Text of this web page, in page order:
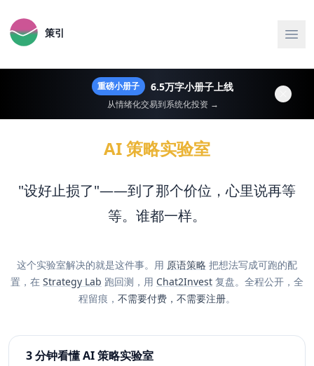
策引
重磅小册子 6.5万字小册子上线
从情绪化交易到系统化投资 →
AI 策略实验室
"设好止损了"——到了那个价位，心里说再等
等。谁都一样。
这个实验室解决的就是这件事。用 原语策略 把想法写成可跑的配
置，在 Strategy Lab 跑回测，用 Chat2Invest 复盘。全程公开，全
程留痕， 不需要付费，不需要注册。
3 分钟看懂 AI 策略实验室